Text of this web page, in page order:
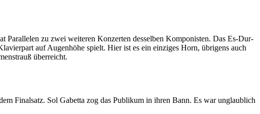
Parallelen zu zwei weiteren Konzerten desselben Komponisten. Das Es-Dur-
auf Augenhöhe spielt. Hier ist es ein einziges Horn, übrigens auch
überreicht.
Finalsatz. Sol Gabetta zog das Publikum in ihren Bann. Es war unglaublich